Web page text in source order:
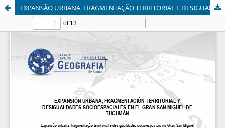
EXPANSÃO URBANA, FRAGMENTAÇÃO TERRITORIAL E DESIGUALDADES SOCIOESPACIAIS NO GRAN SAN MIGUEL DE TUCUMÁN